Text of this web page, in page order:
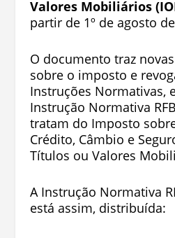
Valores Mobiliários
partir de 1º de agosto
O documento traz
sobre o imposto e
Instruções Normativas,
Instrução Normativa
tratam do Imposto
Crédito, Câmbio e
Títulos ou Valores
A Instrução Normativa
está assim, distribuída: